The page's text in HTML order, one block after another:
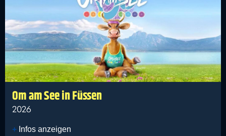
Om am See in Füssen
2026
Infos anzeigen